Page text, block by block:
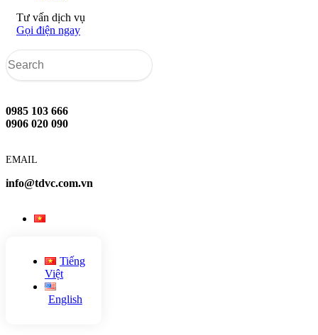
Tư vấn dịch vụ
Gọi điện ngay
0985 103 666
0906 020 090
EMAIL
info@tdvc.com.vn
Tiếng
Việt
English